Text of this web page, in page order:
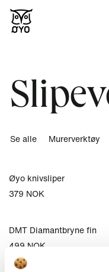
Se alle Murerverktøy
Øyo knivsliper
379 NOK
DMT Diamantbryne fin
499 NOK